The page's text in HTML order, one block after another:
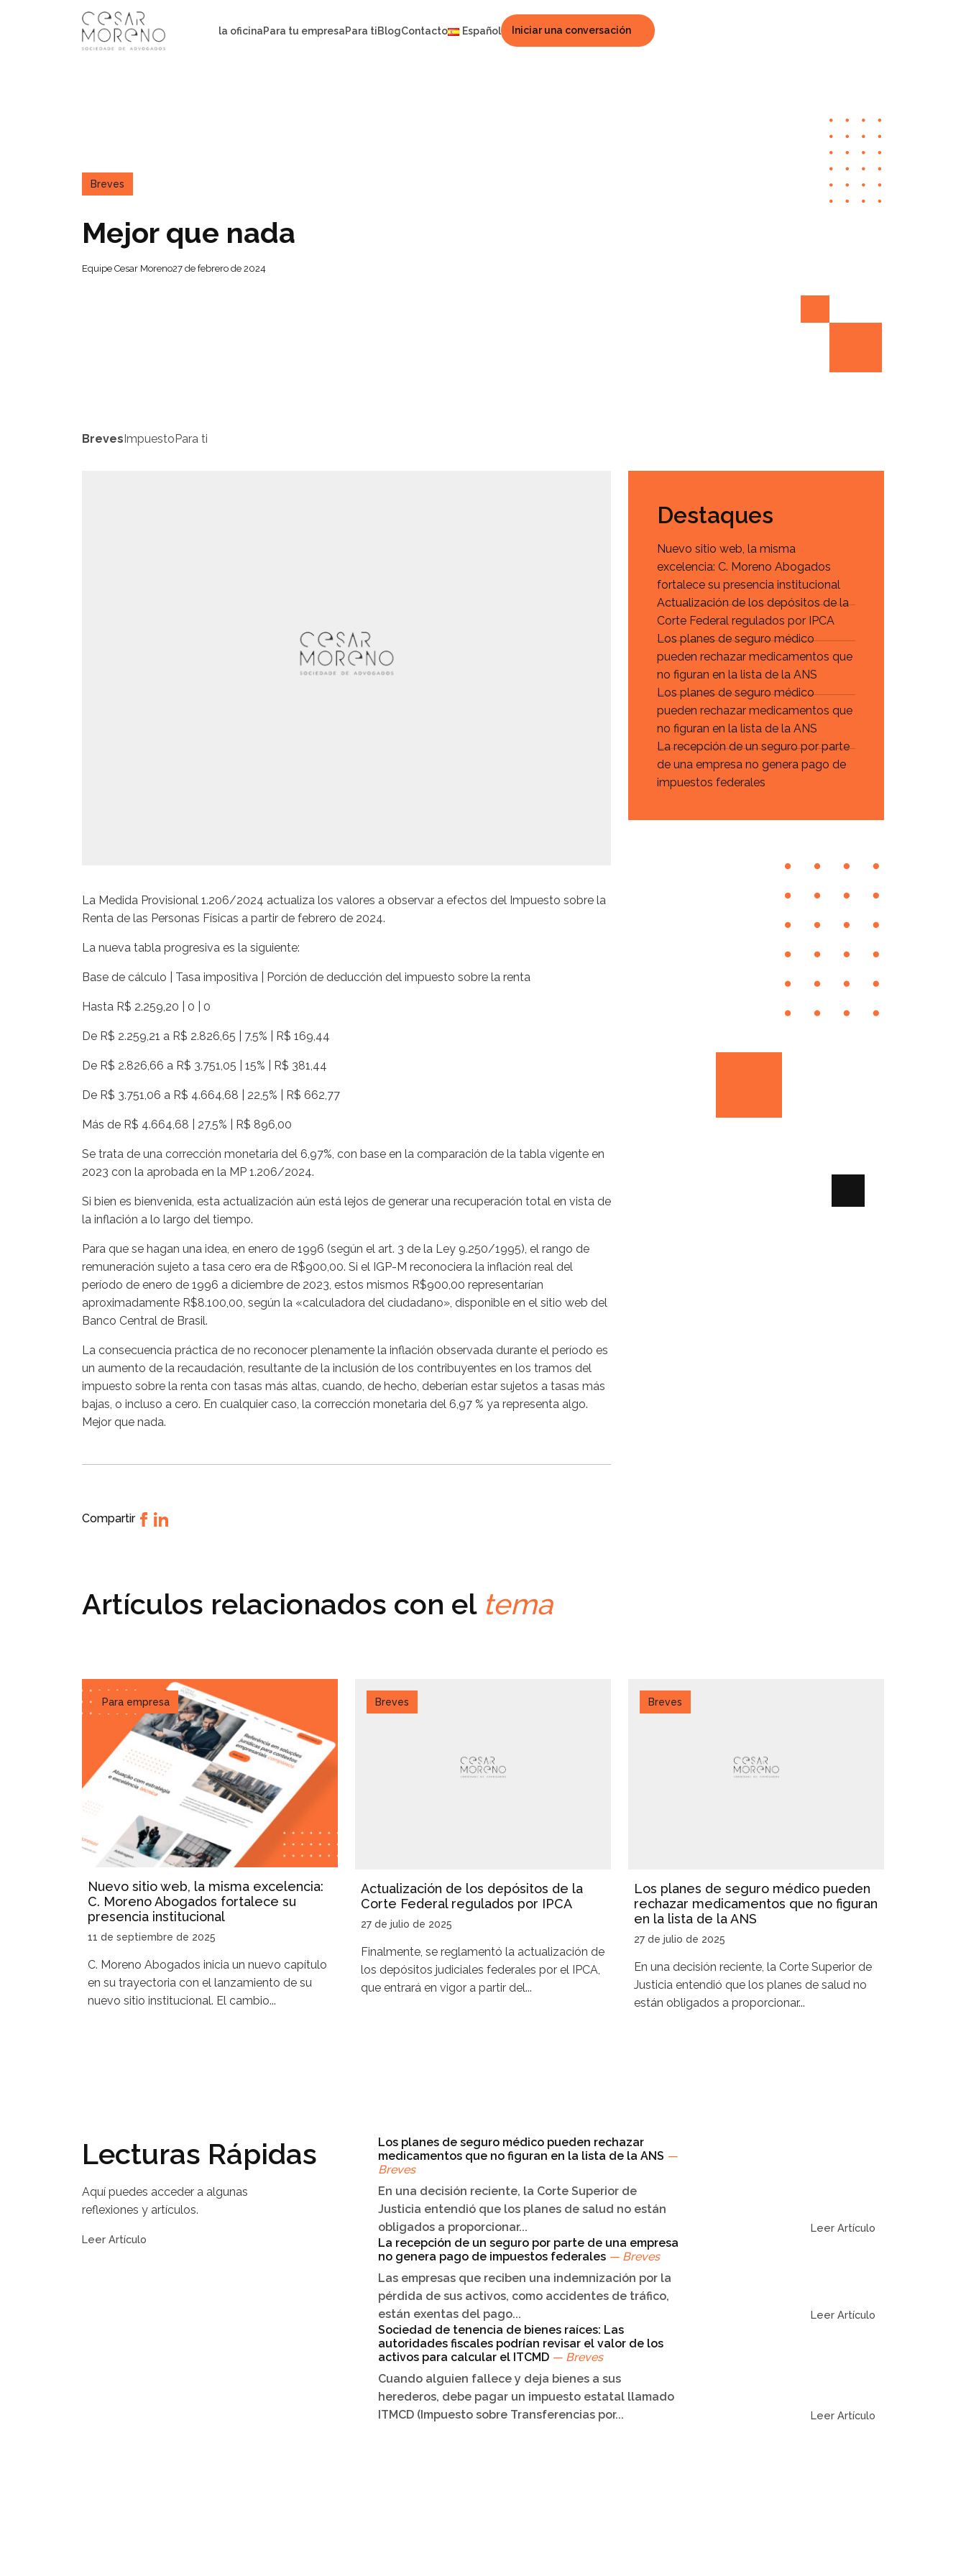
la oficinaPara tu empresaPara tiBlogContacto Español Iniciar una conversación
Breves
Mejor que nada
Equipe Cesar Moreno27 de febrero de 2024
BrevesImpuestoPara ti
La Medida Provisional 1.206/2024 actualiza los valores a observar a efectos del Impuesto sobre la
Renta de las Personas Físicas a partir de febrero de 2024.
La nueva tabla progresiva es la siguiente:
Base de cálculo | Tasa impositiva | Porción de deducción del impuesto sobre la renta
Hasta R$ 2.259,20 | 0 | 0
De R$ 2.259,21 a R$ 2.826,65 | 7,5% | R$ 169,44
De R$ 2.826,66 a R$ 3.751,05 | 15% | R$ 381,44
De R$ 3.751,06 a R$ 4.664,68 | 22,5% | R$ 662,77
Más de R$ 4.664,68 | 27,5% | R$ 896,00
Se trata de una corrección monetaria del 6,97%, con base en la comparación de la tabla vigente en
2023 con la aprobada en la MP 1.206/2024.
Si bien es bienvenida, esta actualización aún está lejos de generar una recuperación total en vista de
la inflación a lo largo del tiempo.
Para que se hagan una idea, en enero de 1996 (según el art. 3 de la Ley 9.250/1995), el rango de
remuneración sujeto a tasa cero era de R$900,00. Si el IGP-M reconociera la inflación real del
período de enero de 1996 a diciembre de 2023, estos mismos R$900,00 representarían
aproximadamente R$8.100,00, según la «calculadora del ciudadano», disponible en el sitio web del
Banco Central de Brasil.
La consecuencia práctica de no reconocer plenamente la inflación observada durante el período es
un aumento de la recaudación, resultante de la inclusión de los contribuyentes en los tramos del
impuesto sobre la renta con tasas más altas, cuando, de hecho, deberían estar sujetos a tasas más
bajas, o incluso a cero. En cualquier caso, la corrección monetaria del 6,97 % ya representa algo.
Mejor que nada.
Compartir
Destaques
Nuevo sitio web, la misma
excelencia: C. Moreno Abogados
fortalece su presencia institucional
Actualización de los depósitos de la
Corte Federal regulados por IPCA
Los planes de seguro médico
pueden rechazar medicamentos que
no figuran en la lista de la ANS
Los planes de seguro médico
pueden rechazar medicamentos que
no figuran en la lista de la ANS
La recepción de un seguro por parte
de una empresa no genera pago de
impuestos federales
Artículos relacionados con el tema
Para empresa
Nuevo sitio web, la misma excelencia:
C. Moreno Abogados fortalece su
presencia institucional
11 de septiembre de 2025
C. Moreno Abogados inicia un nuevo capítulo
en su trayectoria con el lanzamiento de su
nuevo sitio institucional. El cambio...
Breves
Actualización de los depósitos de la
Corte Federal regulados por IPCA
27 de julio de 2025
Finalmente, se reglamentó la actualización de
los depósitos judiciales federales por el IPCA,
que entrará en vigor a partir del...
Breves
Los planes de seguro médico pueden
rechazar medicamentos que no figuran
en la lista de la ANS
27 de julio de 2025
En una decisión reciente, la Corte Superior de
Justicia entendió que los planes de salud no
están obligados a proporcionar...
Lecturas Rápidas
Aquí puedes acceder a algunas
reflexiones y artículos.
Leer Artículo
Los planes de seguro médico pueden rechazar
medicamentos que no figuran en la lista de la ANS —
Breves
En una decisión reciente, la Corte Superior de
Justicia entendió que los planes de salud no están
obligados a proporcionar...
Leer Artículo
La recepción de un seguro por parte de una empresa
no genera pago de impuestos federales — Breves
Las empresas que reciben una indemnización por la
pérdida de sus activos, como accidentes de tráfico,
están exentas del pago...
Leer Artículo
Sociedad de tenencia de bienes raíces: Las
autoridades fiscales podrían revisar el valor de los
activos para calcular el ITCMD — Breves
Cuando alguien fallece y deja bienes a sus
herederos, debe pagar un impuesto estatal llamado
ITMCD (Impuesto sobre Transferencias por...
Leer Artículo